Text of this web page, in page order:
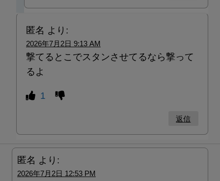
匿名 より:
2026年7月2日 9:13 AM
撃てるとこでスタンさせてるなら撃って
るよ
1
返信
匿名 より:
2026年7月2日 12:53 PM